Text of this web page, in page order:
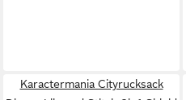
Karactermania Cityrucksack